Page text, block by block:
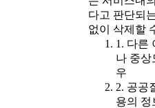
다고 판단되
없이 삭제할
1. 다른
나 중상
우
2. 공공
용의 정